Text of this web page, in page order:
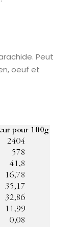
Peut
oeuf et